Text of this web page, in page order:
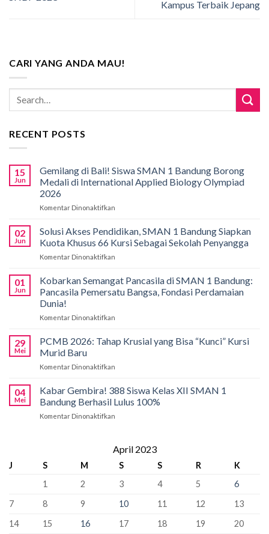
Kampus Terbaik Jepang
CARI YANG ANDA MAU!
RECENT POSTS
15
Jun
Gemilang di Bali! Siswa SMAN 1 Bandung Borong
Medali di International Applied Biology Olympiad
2026
Komentar Dinonaktifkan
di
Bali!
Siswa
Bandung
Borong
Biology
02
Jun
Solusi Akses Pendidikan, SMAN 1 Bandung Siapkan
Kuota Khusus 66 Kursi Sebagai Sekolah Penyangga
Komentar Dinonaktifkan
Akses
Pendidikan,
SMAN
Kuota
Khusus
Sekolah
Penyangga
01
Jun
Kobarkan Semangat Pancasila di SMAN 1 Bandung:
Pancasila Pemersatu Bangsa, Fondasi Perdamaian
Dunia!
Komentar Dinonaktifkan
Semangat
Pancasila
Bandung:
Pancasila
Dunia!
29
Mei
PCMB 2026: Tahap Krusial yang Bisa “Kunci” Kursi
Murid Baru
Komentar Dinonaktifkan
2026:
Tahap
Krusial
Kursi
Baru
04
Mei
Kabar Gembira! 388 Siswa Kelas XII SMAN 1
Bandung Berhasil Lulus 100%
Komentar Dinonaktifkan
388
Siswa
Kelas
SMAN
Bandung
Lulus
April 2023
J S M S S R
K
1
2 3 4 5
6
7
8 9 10 11 12
13
14
15 16 17 18 19
20